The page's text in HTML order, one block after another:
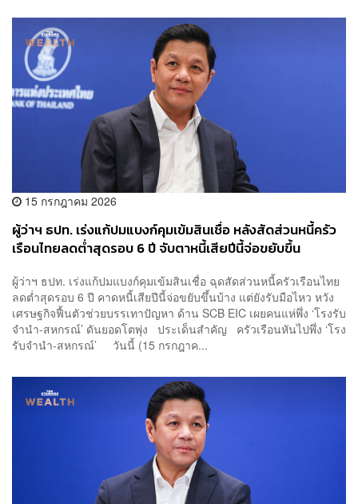
15 กรกฎาคม 2026
ผู้ว่าฯ ธปท. เร่งแก้ปมแบงก์คุมเข้มสินเชื่อ หลังสัดส่วนหนี้ครัว
เรือนไทยลดต่ำสุดรอบ 6 ปี จับตาหนี้เสียปีนี้จ่อขยับขึ้น
ผู้ว่าฯ ธปท. เร่งแก้ปมแบงก์คุมเข้มสินเชื่อ ฉุดสัดส่วนหนี้ครัวเรือนไทย
ลดต่ำสุดรอบ 6 ปี คาดหนี้เสียปีนี้จ่อขยับขึ้นบ้าง แต่ยังรับมือไหว หวัง
เศรษฐกิจฟื้นตัวช่วยบรรเทาปัญหา ด้าน SCB EIC เผยคนแห่พึ่ง ‘โรงรับ
จำนำ-สหกรณ์’ ดันยอดโตพุ่ง ประเด็นสำคัญ ครัวเรือนหันไปพึ่ง ‘โรง
รับจำนำ-สหกรณ์’ วันนี้ (15 กรกฎาค...